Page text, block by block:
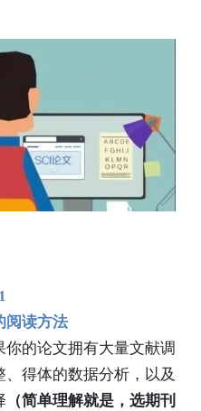
阅读方法
的论文拥有大量文献调
、得体的数据分析，以及
（简单理解就是，选期刊